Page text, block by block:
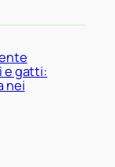
e gatti:
nei